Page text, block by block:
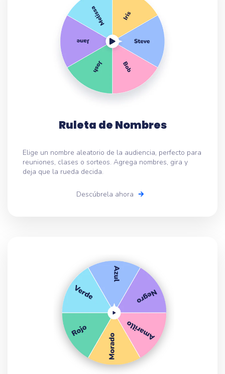
Ruleta de Nombres
Elige un nombre aleatorio de la audiencia, perfecto para
reuniones, clases o sorteos. Agrega nombres, gira y
deja que la rueda decida.
Descúbrela ahora